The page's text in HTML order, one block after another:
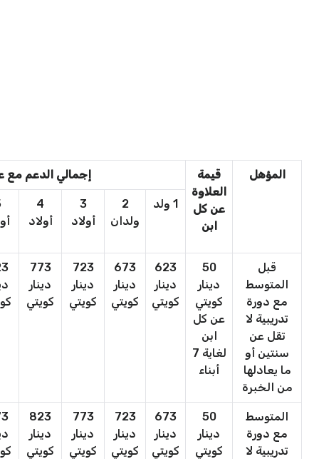
المؤهل
قيمة
العلاوة
عن كل
ابن
إجمالي الدعم مع
1 ولد
2
ولدان
3
أولاد
4
أولاد
قبل
المتوسط
مع دورة
تدريبية لا
تقل عن
سنتين أو
ما يعادلها
من الخبرة
50
دينار
كويتي
عن كل
ابن
لغاية 7
أبناء
623
دينار
كويتي
673
دينار
كويتي
723
دينار
كويتي
773
دينار
كويتي
المتوسط
مع دورة
تدريبية لا
50
دينار
كويتي
673
دينار
كويتي
723
دينار
كويتي
773
دينار
كويتي
823
دينار
كويتي